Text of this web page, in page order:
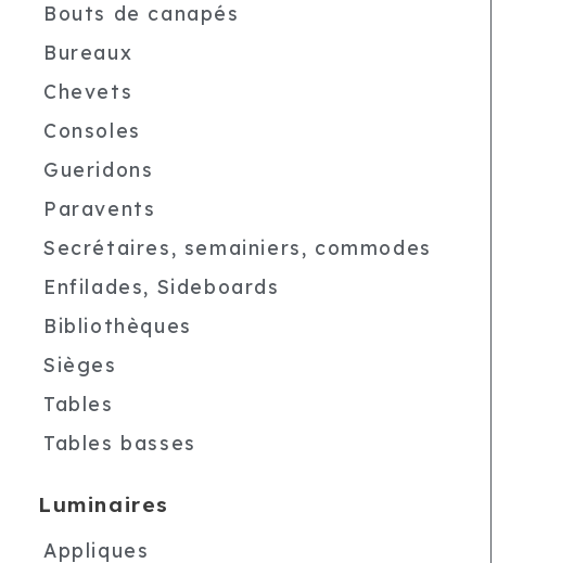
Bouts de canapés
Bureaux
Chevets
Consoles
Gueridons
Paravents
Secrétaires, semainiers, commodes
Enfilades, Sideboards
Bibliothèques
Sièges
Tables
Tables basses
Luminaires
Appliques